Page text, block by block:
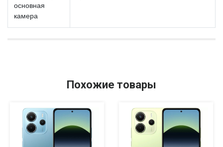
основная
камера
Похожие товары